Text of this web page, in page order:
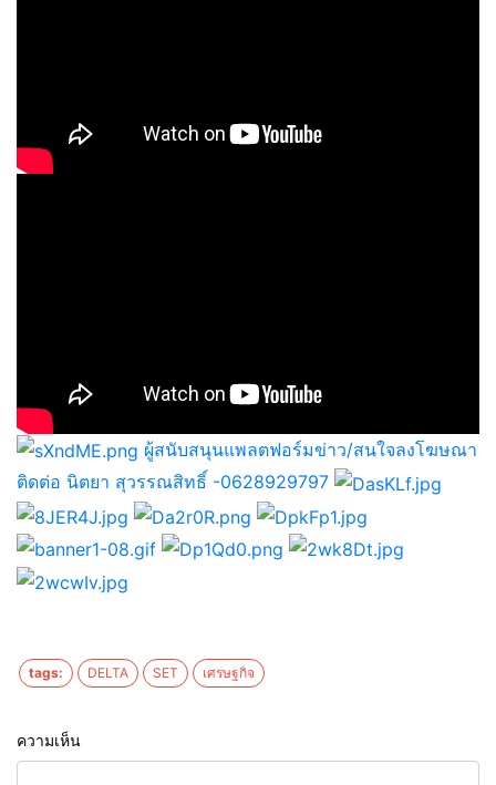
ผู้สนับสนุนแพลตฟอร์มข่าว/สนใจลงโฆษณา
ติดต่อ นิตยา สุวรรณสิทธิ์ -0628929797
tags: DELTA SET เศรษฐกิจ
ความเห็น